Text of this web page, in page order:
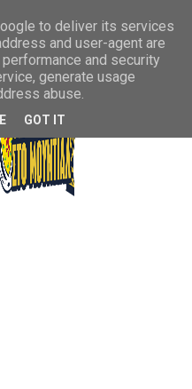
to deliver its services
and user-agent are
and security
generate usage
abuse.
GOT IT